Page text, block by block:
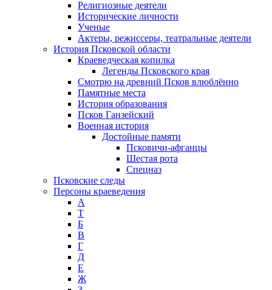
Религиозные деятели
Исторические личности
Ученые
Актеры, режиссеры, театральные деятели
История Псковской области
Краеведческая копилка
Легенды Псковского края
Смотрю на древний Псков влюблённо
Памятные места
История образования
Псков Ганзейский
Военная история
Достойные памяти
Псковичи-афганцы
Шестая рота
Спецназ
Псковские следы
Персоны краеведения
А
T
Б
В
Г
Д
Е
Ж